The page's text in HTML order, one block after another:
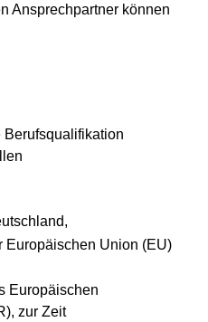
Ansprechpartner können
Berufsqualifikation
Europäischen Union (EU)
Europäischen
zur Zeit